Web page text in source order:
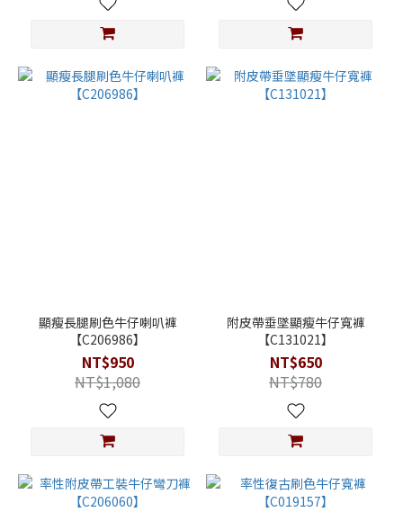
顯瘦長腿刷色牛仔喇叭褲
【C206986】
NT$950
NT$1,080
附皮帶垂墜顯瘦牛仔寬褲
【C131021】
NT$650
NT$780